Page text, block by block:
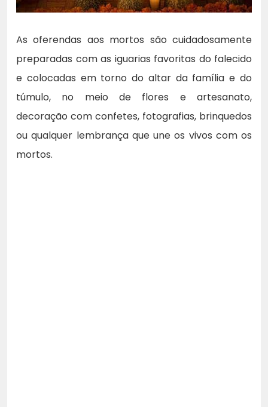
As oferendas aos mortos são cuidadosamente
preparadas com as iguarias favoritas do falecido
e colocadas em torno do altar da família e do
túmulo, no meio de flores e artesanato,
decoração com confetes, fotografias, brinquedos
ou qualquer lembrança que une os vivos com os
mortos.